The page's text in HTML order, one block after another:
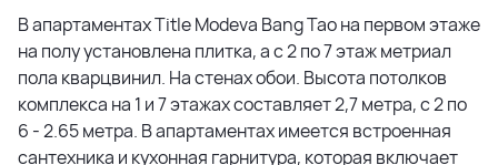
В апартаментах Title Modeva Bang Tao на первом этаже
на полу установлена плитка, а с 2 по 7 этаж метриал
пола кварцвинил. На стенах обои. Высота потолков
комплекса на 1 и 7 этажах составляет 2,7 метра, с 2 по
6 - 2.65 метра. В апартаментах имеется встроенная
сантехника и кухонная гарнитура, которая включает